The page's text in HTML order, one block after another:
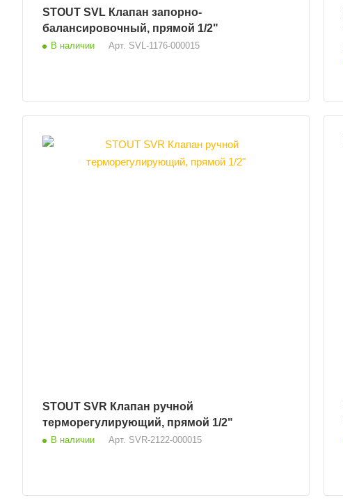
STOUT SVL Клапан запорно-
балансировочный, прямой 1/2"
В наличии Арт. SVL-1176-000015
STOUT SVR Клапан ручной
терморегулирующий, прямой 1/2"
В наличии Арт. SVR-2122-000015